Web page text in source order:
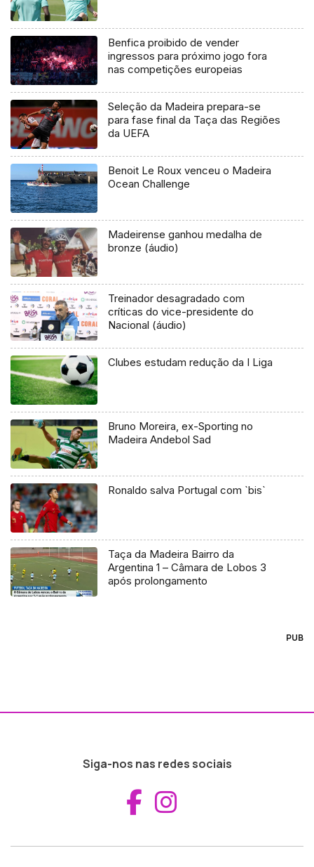
Benfica proibido de vender
ingressos para próximo jogo fora
nas competições europeias
Seleção da Madeira prepara-se
para fase final da Taça das Regiões
da UEFA
Benoit Le Roux venceu o Madeira
Ocean Challenge
Madeirense ganhou medalha de
bronze (áudio)
Treinador desagradado com
críticas do vice-presidente do
Nacional (áudio)
Clubes estudam redução da I Liga
Bruno Moreira, ex-Sporting no
Madeira Andebol Sad
Ronaldo salva Portugal com `bis`
Taça da Madeira Bairro da
Argentina 1 – Câmara de Lobos 3
após prolongamento
PUB
Siga-nos nas redes sociais
Aceder ao